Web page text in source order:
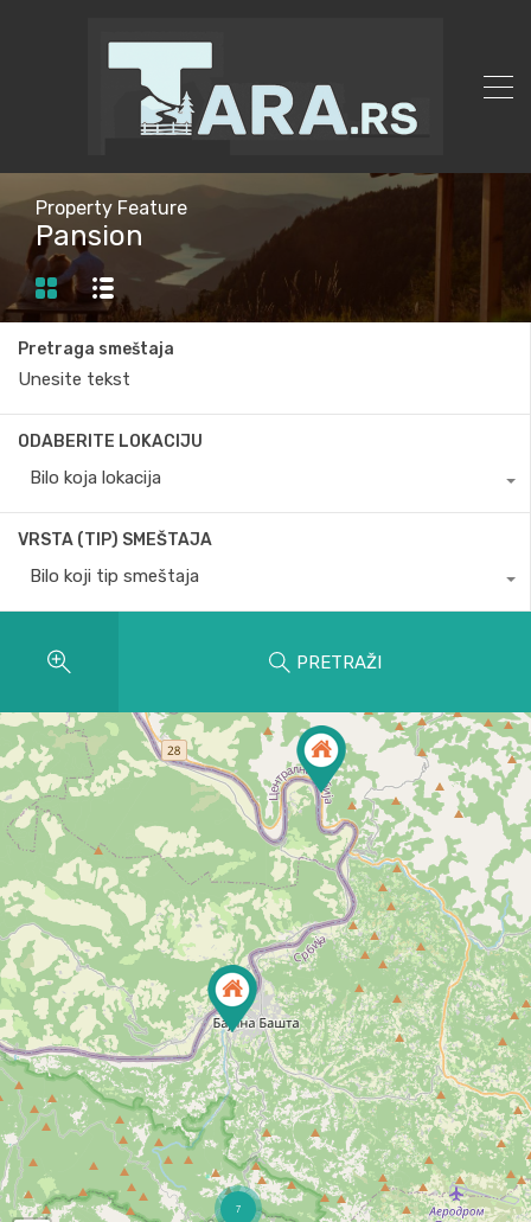
Property Feature
Pansion
Pretraga smeštaja
ODABERITE LOKACIJU
Bilo koja lokacija
VRSTA (TIP) SMEŠTAJA
Bilo koji tip smeštaja
PRETRAŽI
7